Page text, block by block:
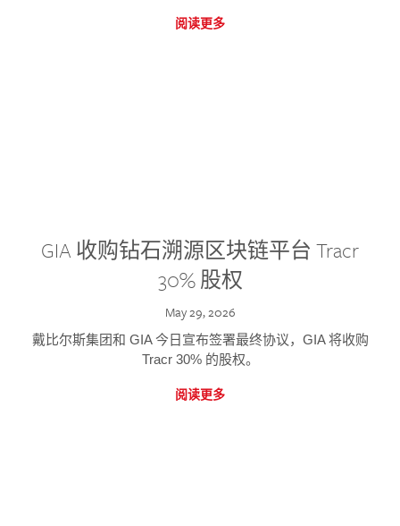
阅读更多
GIA 收购钻石溯源区块链平台 Tracr
30% 股权
May 29, 2026
戴比尔斯集团和 GIA 今日宣布签署最终协议，GIA 将收购
Tracr 30% 的股权。
阅读更多